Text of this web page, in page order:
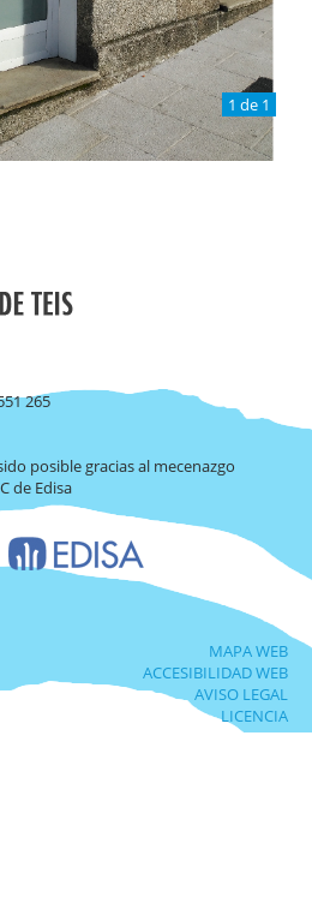
1 de 1
265
posible gracias al mecenazgo
de Edisa
MAPA WEB
ACCESIBILIDAD WEB
AVISO LEGAL
LICENCIA